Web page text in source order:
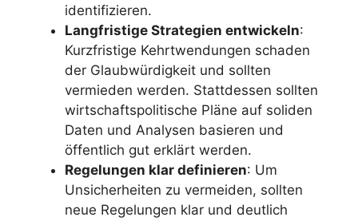
identifizieren.
Langfristige Strategien entwickeln:
Kurzfristige Kehrtwendungen schaden
der Glaubwürdigkeit und sollten
vermieden werden. Stattdessen sollten
wirtschaftspolitische Pläne auf soliden
Daten und Analysen basieren und
öffentlich gut erklärt werden.
Regelungen klar definieren: Um
Unsicherheiten zu vermeiden, sollten
neue Regelungen klar und deutlich